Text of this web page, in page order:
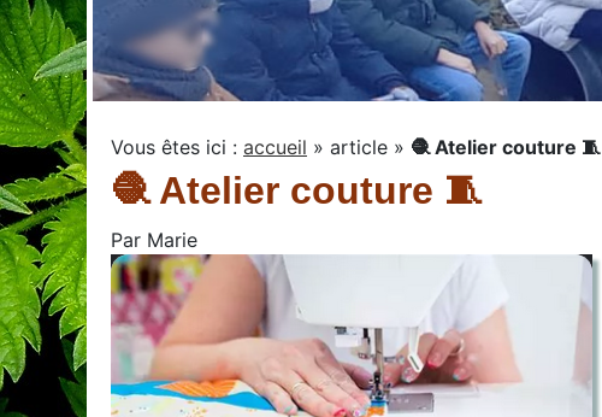
Vous êtes ici : accueil » article » 🧶 Atelier couture 🧵
🧶 Atelier couture 🧵
Par Marie